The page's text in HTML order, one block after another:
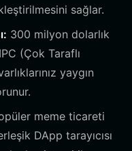
sağlar.
300 milyon dolarlık
(Çok Taraflı
yaygın
meme ticareti
DApp tarayıcısı